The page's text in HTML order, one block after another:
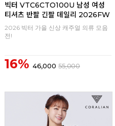
빅터 VTC6CTO100U 남성 여성
티셔츠 반팔 긴팔 데일리 2026FW
2026 빅터 가을 신상 캐주얼 의류 모음
전!
16% 46,000 55,000